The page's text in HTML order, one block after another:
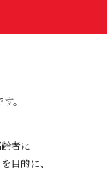
。
者に
目的に、